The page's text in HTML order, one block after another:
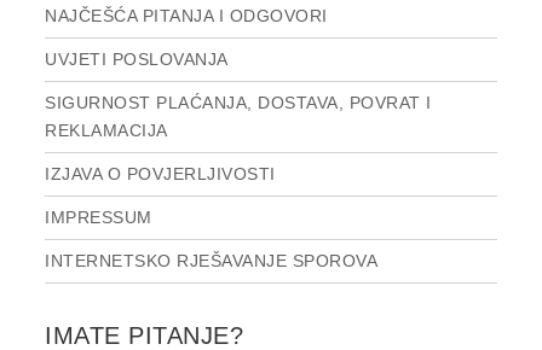
NAJČEŠĆA PITANJA I ODGOVORI
UVJETI POSLOVANJA
SIGURNOST PLAĆANJA, DOSTAVA, POVRAT I
REKLAMACIJA
IZJAVA O POVJERLJIVOSTI
IMPRESSUM
INTERNETSKO RJEŠAVANJE SPOROVA
IMATE PITANJE?